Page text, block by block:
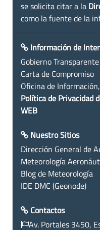
se solicita citar a la
como la fuente de la
Información de
Gobierno Transparente
Carta de Compromiso
Oficina de
Política de Privacidad
WEB
Nuestro Sitios
Dirección General de
Meteorología
Blog de Meteorología
IDE DMC (Geonode)
Contactos
Av. Portales 3450,